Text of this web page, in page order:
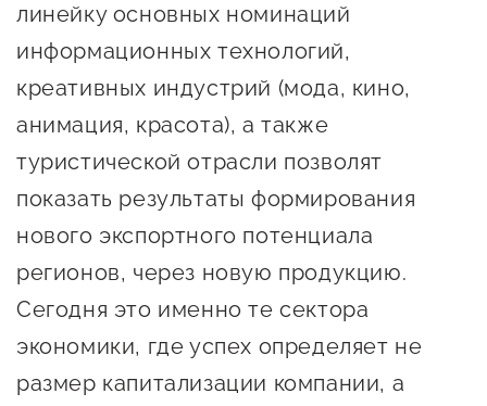
консультационного
сопровождения
О центре
Онлайн-витрина
Истории успеха
Центр образовательных
программ и молодежного
О центре
Календарь
мероприятий для
Центр инноваций
социальной сферы
Центр финансовой
линейку основных номинаций
информационных технологий,
креативных индустрий (мода, кино,
анимация, красота), а также
туристической отрасли позволят
показать результаты формирования
нового экспортного потенциала
регионов, через новую продукцию.
Сегодня это именно те сектора
экономики, где успех определяет не
размер капитализации компании, а